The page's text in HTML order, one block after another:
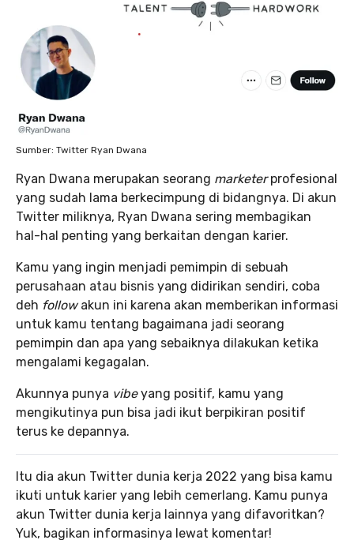
Sumber: Twitter Ryan Dwana
Ryan Dwana merupakan seorang marketerprofesional
yang sudah lama berkecimpung di bidangnya. Di akun
Twitter miliknya, Ryan Dwana sering membagikan
hal-hal penting yang berkaitan dengan karier.
Kamu yang ingin menjadi pemimpin di sebuah
perusahaan atau bisnis yang didirikan sendiri, coba
deh followakun ini karena akan memberikan informasi
untuk kamu tentang bagaimana jadi seorang
pemimpin dan apa yang sebaiknya dilakukan ketika
mengalami kegagalan.
Akunnya punya vibeyang positif, kamu yang
mengikutinya pun bisa jadi ikut berpikiran positif
terus ke depannya.
Itu dia akun Twitter dunia kerja 2022 yang bisa kamu
ikuti untuk karier yang lebih cemerlang. Kamu punya
akun Twitter dunia kerja lainnya yang difavoritkan?
Yuk, bagikan informasinya lewat komentar!